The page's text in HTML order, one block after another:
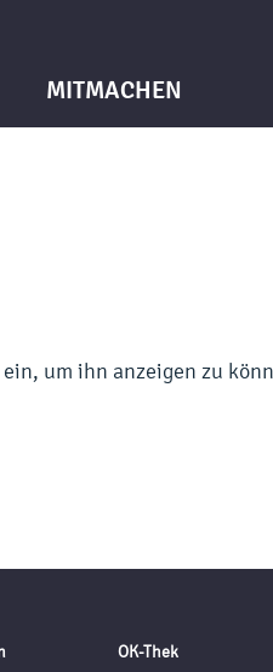
MITMACHEN
um ihn anzeigen zu
OK-Thek